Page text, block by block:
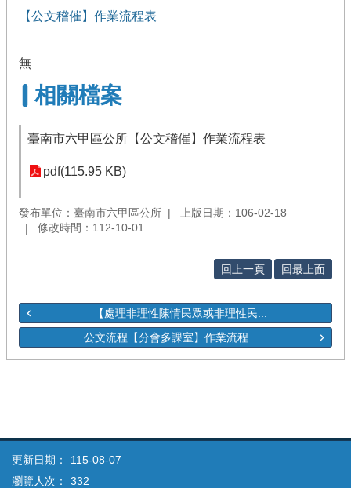
【公文稽催】作業流程表
無
相關檔案
臺南市六甲區公所【公文稽催】作業流程表
pdf(115.95 KB)
發布單位：臺南市六甲區公所
上版日期：106-02-18
修改時間：112-10-01
回上一頁 回最上面
【處理非理性陳情民眾或非理性民...
公文流程【分會多課室】作業流程...
更新日期：
115-08-07
瀏覽人次：
332